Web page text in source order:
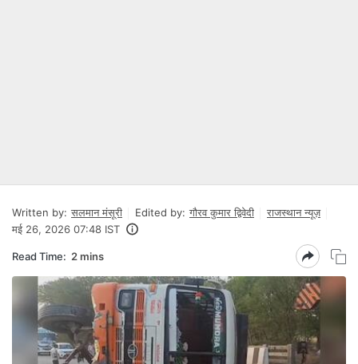
Written by: सलमान मंसूरी Edited by: गौरव कुमार द्विवेदी
राजस्थान न्यूज़
मई 26, 2026 07:48 IST
Read Time: 2 mins